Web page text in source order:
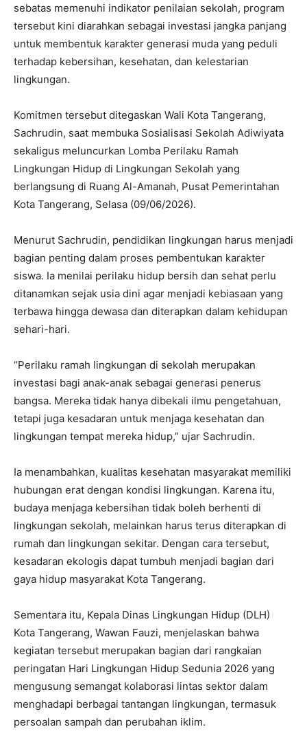
sebatas memenuhi indikator penilaian sekolah, program
tersebut kini diarahkan sebagai investasi jangka panjang
untuk membentuk karakter generasi muda yang peduli
terhadap kebersihan, kesehatan, dan kelestarian
lingkungan.
Komitmen tersebut ditegaskan Wali Kota Tangerang,
Sachrudin, saat membuka Sosialisasi Sekolah Adiwiyata
sekaligus meluncurkan Lomba Perilaku Ramah
Lingkungan Hidup di Lingkungan Sekolah yang
berlangsung di Ruang Al-Amanah, Pusat Pemerintahan
Kota Tangerang, Selasa (09/06/2026).
Menurut Sachrudin, pendidikan lingkungan harus menjadi
bagian penting dalam proses pembentukan karakter
siswa. Ia menilai perilaku hidup bersih dan sehat perlu
ditanamkan sejak usia dini agar menjadi kebiasaan yang
terbawa hingga dewasa dan diterapkan dalam kehidupan
sehari-hari.
“Perilaku ramah lingkungan di sekolah merupakan
investasi bagi anak-anak sebagai generasi penerus
bangsa. Mereka tidak hanya dibekali ilmu pengetahuan,
tetapi juga kesadaran untuk menjaga kesehatan dan
lingkungan tempat mereka hidup,” ujar Sachrudin.
Ia menambahkan, kualitas kesehatan masyarakat memiliki
hubungan erat dengan kondisi lingkungan. Karena itu,
budaya menjaga kebersihan tidak boleh berhenti di
lingkungan sekolah, melainkan harus terus diterapkan di
rumah dan lingkungan sekitar. Dengan cara tersebut,
kesadaran ekologis dapat tumbuh menjadi bagian dari
gaya hidup masyarakat Kota Tangerang.
Sementara itu, Kepala Dinas Lingkungan Hidup (DLH)
Kota Tangerang, Wawan Fauzi, menjelaskan bahwa
kegiatan tersebut merupakan bagian dari rangkaian
peringatan Hari Lingkungan Hidup Sedunia 2026 yang
mengusung semangat kolaborasi lintas sektor dalam
menghadapi berbagai tantangan lingkungan, termasuk
persoalan sampah dan perubahan iklim.